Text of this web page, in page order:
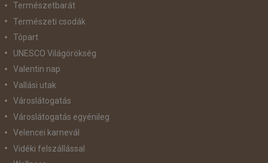
Természetbarát
Természeti csodák
Tópart
UNESCO Világörökség
Valentin nap
Vallási utak
Városlátogatás
Városlátogatás egyénileg
Velencei karnevál
Vidéki felszállással